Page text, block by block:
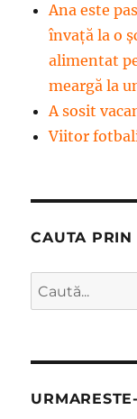
Ana este
învață la o
alimentat
meargă la
A sosit
Viitor
CAUTA PRIN
Caută
după: